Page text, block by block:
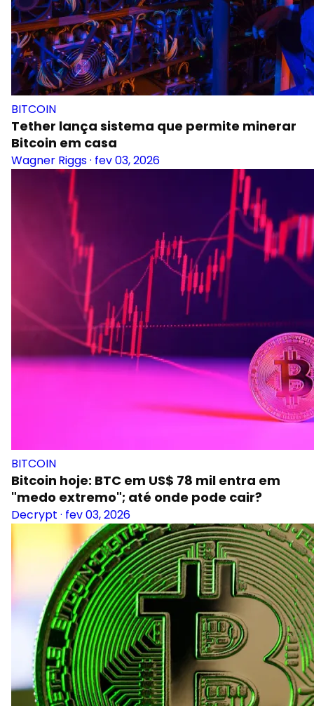
BITCOIN
Tether lança sistema que permite minerar
Bitcoin em casa
Wagner Riggs· fev 03, 2026
BITCOIN
Bitcoin hoje: BTC em US$ 78 mil entra em
"medo extremo"; até onde pode cair?
Decrypt · fev 03, 2026